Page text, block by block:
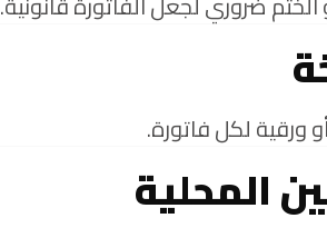
ورقية لكل فاتورة.
المحلية